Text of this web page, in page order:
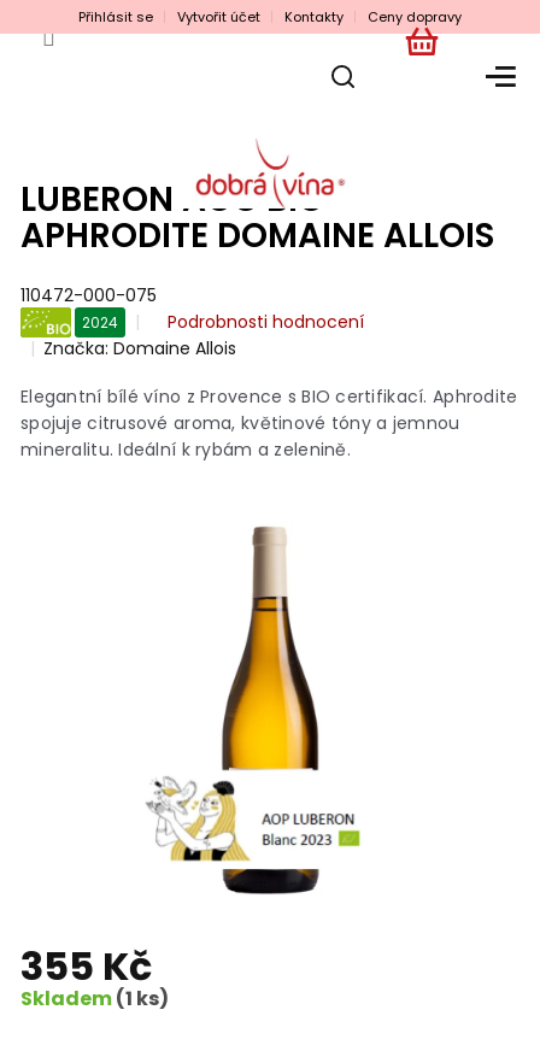
na
Přihlásit se Vytvořit účet Kontakty Ceny dopravy
NÁKUPNÍ
LUBERON AOC BIO
APHRODITE DOMAINE ALLOIS
110472-000-075
BIO
2024
Průměrné
hodnocení
je
z
5
Podrobnosti hodnocení
Značka:Domaine Allois
Elegantní bílé víno z Provence s BIO certifikací. Aphrodite
spojuje citrusové aroma, květinové tóny a jemnou
mineralitu. Ideální k rybám a zelenině.
355 Kč
Skladem(1 ks)